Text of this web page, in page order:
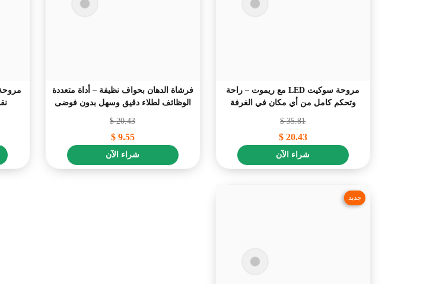
مروحة سوكيت LED مع ريموت – راحة
وتحكم كامل من أي مكان في الغرفة
35.81
$
20.43
$
شراء الآن
فرشاة الدهان بحواف نظيفة – أداة متعددة
الوظائف لطلاء دقيق وسهل بدون فوضى
20.43
$
9.55
$
شراء الآن
جديد